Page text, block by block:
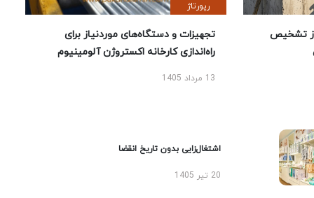
تشخیص
رپورتاژ
تجهیزات و دستگاه‌های موردنیاز برای
راه‌اندازی کارخانه اکستروژن آلومینیوم
13 مرداد 1405
اشتغال‌زایی بدون تاریخ انقضا
20 تیر 1405